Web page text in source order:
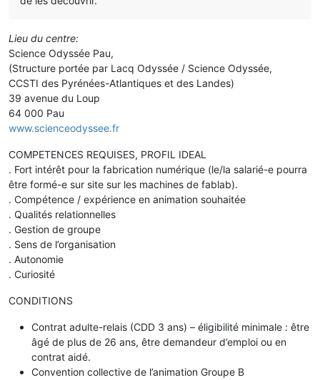
Lieu du centre:
Science Odyssée Pau,
(Structure portée par Lacq Odyssée / Science Odyssée,
CCSTI des Pyrénées-Atlantiques et des Landes)
39 avenue du Loup
64 000 Pau
www.scienceodyssee.fr
COMPETENCES REQUISES, PROFIL IDEAL
. Fort intérêt pour la fabrication numérique (le/la salarié-e pourra
être formé-e sur site sur les machines de fablab).
. Compétence / expérience en animation souhaitée
. Qualités relationnelles
. Gestion de groupe
. Sens de l’organisation
. Autonomie
. Curiosité
CONDITIONS
Contrat adulte-relais (CDD 3 ans) – éligibilité minimale : être
âgé de plus de 26 ans, être demandeur d’emploi ou en
contrat aidé.
Convention collective de l’animation Groupe B